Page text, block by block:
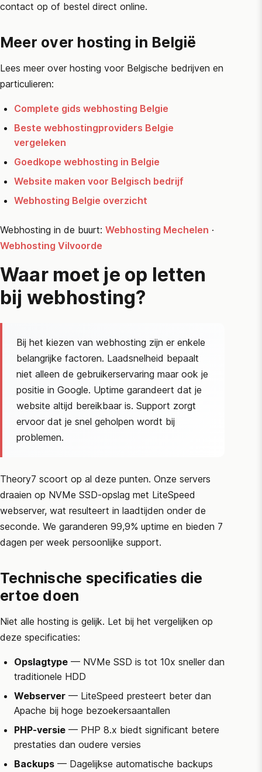
contact op of bestel direct online.
Meer over hosting in België
Lees meer over hosting voor Belgische bedrijven en
particulieren:
Complete gids webhosting Belgie
Beste webhostingproviders Belgie
vergeleken
Goedkope webhosting in Belgie
Website maken voor Belgisch bedrijf
Webhosting Belgie overzicht
Webhosting in de buurt: Webhosting Mechelen ·
Webhosting Vilvoorde
Waar moet je op letten
bij webhosting?
Bij het kiezen van webhosting zijn er enkele
belangrijke factoren. Laadsnelheid bepaalt
niet alleen de gebruikerservaring maar ook je
positie in Google. Uptime garandeert dat je
website altijd bereikbaar is. Support zorgt
ervoor dat je snel geholpen wordt bij
problemen.
Theory7 scoort op al deze punten. Onze servers
draaien op NVMe SSD-opslag met LiteSpeed
webserver, wat resulteert in laadtijden onder de
seconde. We garanderen 99,9% uptime en bieden 7
dagen per week persoonlijke support.
Technische specificaties die
ertoe doen
Niet alle hosting is gelijk. Let bij het vergelijken op
deze specificaties:
Opslagtype — NVMe SSD is tot 10x sneller dan
traditionele HDD
Webserver — LiteSpeed presteert beter dan
Apache bij hoge bezoekersaantallen
PHP-versie — PHP 8.x biedt significant betere
prestaties dan oudere versies
Backups — Dagelijkse automatische backups